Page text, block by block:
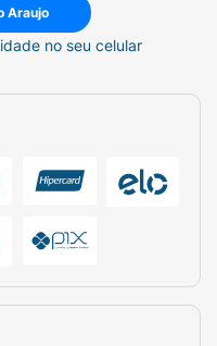
Araujo
no seu celular